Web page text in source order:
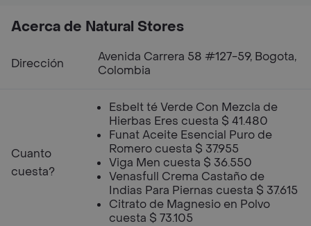
Acerca de Natural Stores
Dirección
Avenida Carrera 58 #127-59, Bogota,
Colombia
Cuanto
cuesta?
Esbelt té Verde Con Mezcla de
Hierbas Eres cuesta $ 41.480
Funat Aceite Esencial Puro de
Romero cuesta $ 37.955
Viga Men cuesta $ 36.550
Venasfull Crema Castaño de
Indias Para Piernas cuesta $ 37.615
Citrato de Magnesio en Polvo
cuesta $ 73.105